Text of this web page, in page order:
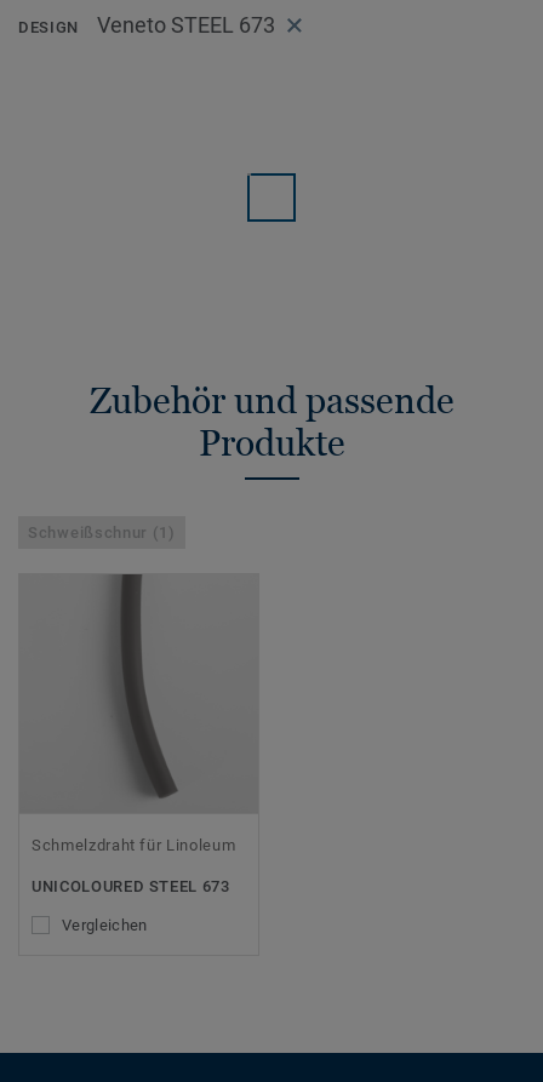
DESIGN Veneto STEEL 673
Zubehör und passende
Produkte
Schweißschnur (1)
Schmelzdraht für Linoleum
UNICOLOURED STEEL 673
Vergleichen